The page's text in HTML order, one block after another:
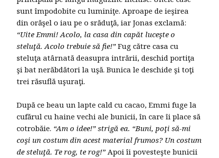
sunt împodobite cu luminiţe. Aproape de ieşirea
din orăşel o iau pe o srăduţă, iar Jonas exclamă:
“Uite Emmi! Acolo, la casa din capăt luceşte o
steluţă. Acolo trebuie să fie!” Fug către casa cu
steluţa atârnată deasupra intrării, deschid portiţa
şi bat nerăbdători la uşă. Bunica le deschide şi toţi
trei răsuflă uşuraţi.
După ce beau un lapte cald cu cacao, Emmi fuge la
cufărul cu haine vechi ale bunicii, în care îi place să
cotrobăie. “Am o idee!” strigă ea. “Buni, poţi să-mi
coşi un costum din acest material frumos? Un costum
de steluţă. Te rog, te rog!” Apoi îi povesteşte bunicii